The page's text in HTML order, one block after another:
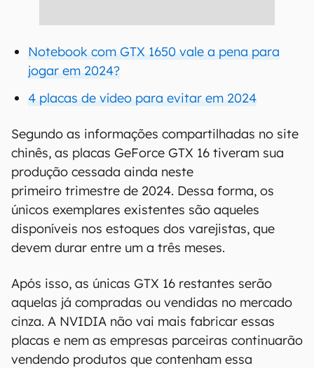
Notebook com GTX 1650 vale a pena para
jogar em 2024?
4 placas de vídeo para evitar em 2024
Segundo as informações compartilhadas no site
chinês, as placas GeForce GTX 16 tiveram sua
produção cessada ainda neste
primeiro trimestre de 2024. Dessa forma, os
únicos exemplares existentes são aqueles
disponíveis nos estoques dos varejistas, que
devem durar entre um a três meses.
Após isso, as únicas GTX 16 restantes serão
aquelas já compradas ou vendidas no mercado
cinza. A NVIDIA não vai mais fabricar essas
placas e nem as empresas parceiras continuarão
vendendo produtos que contenham essa